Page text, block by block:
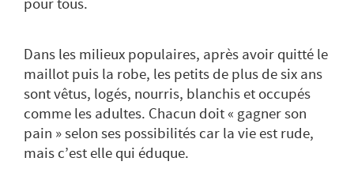
pour tous.
Dans les milieux populaires, après avoir quitté le
maillot puis la robe, les petits de plus de six ans
sont vêtus, logés, nourris, blanchis et occupés
comme les adultes. Chacun doit « gagner son
pain » selon ses possibilités car la vie est rude,
mais c’est elle qui éduque.